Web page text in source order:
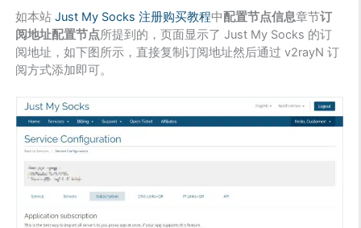
如本站Just My Socks 注册购买教程中配置节点信息章节订
阅地址配置节点所提到的，页面显示了 Just My Socks 的订
阅地址，如下图所示，直接复制订阅地址然后通过 v2rayN 订
阅方式添加即可。